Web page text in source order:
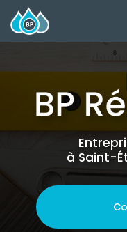
au
contenu
principal
à Saint-